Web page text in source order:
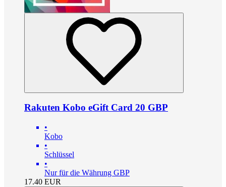
Rakuten Kobo eGift Card 20 GBP
•
Kobo
•
Schlüssel
•
Nur für die Währung GBP
17.40 EUR